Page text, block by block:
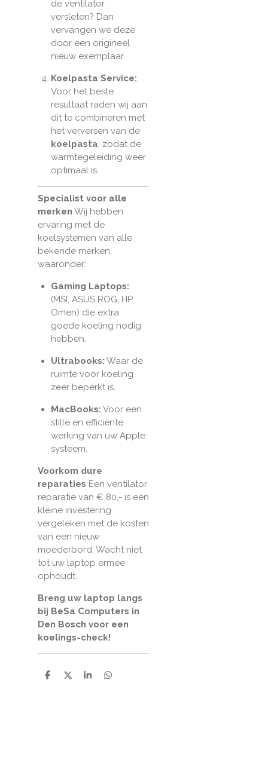
de ventilator
versleten? Dan
vervangen we deze
door een origineel
nieuw exemplaar.
Koelpasta Service:
Voor het beste
resultaat raden wij aan
dit te combineren met
het verversen van de
koelpasta, zodat de
warmtegeleiding weer
optimaal is.
Specialist voor alle
merken Wij hebben
ervaring met de
koelsystemen van alle
bekende merken,
waaronder:
Gaming Laptops:
(MSI, ASUS ROG, HP
Omen) die extra
goede koeling nodig
hebben.
Ultrabooks: Waar de
ruimte voor koeling
zeer beperkt is.
MacBooks: Voor een
stille en efficiënte
werking van uw Apple
systeem.
Voorkom dure
reparaties Een ventilator
reparatie van € 80,- is een
kleine investering
vergeleken met de kosten
van een nieuw
moederbord. Wacht niet
tot uw laptop ermee
ophoudt.
Breng uw laptop langs
bij BeSa Computers in
Den Bosch voor een
koelings-check!
D
D
S
D